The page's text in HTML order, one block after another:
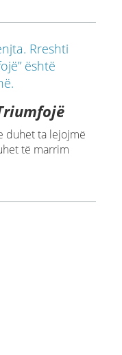
duhet ta lejojmë
të marrim